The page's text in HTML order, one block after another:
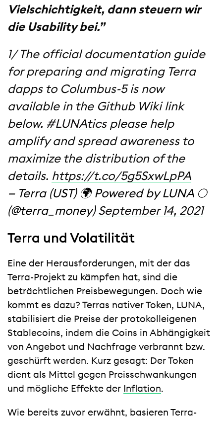
Vielschichtigkeit, dann steuern wir
die Usability bei.”
1/ The official documentation guide
for preparing and migrating Terra
dapps to Columbus-5 is now
available in the Github Wiki link
below. #LUNAticsplease help
amplify and spread awareness to
maximize the distribution of the
details. https://t.co/5g5SxwLpPA
— Terra (UST) 🌍 Powered by LUNA 🌕
(@terra_money) September 14, 2021
Terra und Volatilität
Eine der Herausforderungen, mit der das
Terra-Projekt zu kämpfen hat, sind die
beträchtlichen Preisbewegungen. Doch wie
kommt es dazu? Terras nativer Token, LUNA,
stabilisiert die Preise der protokolleigenen
Stablecoins, indem die Coins in Abhängigkeit
von Angebot und Nachfrage verbrannt bzw.
geschürft werden. Kurz gesagt: Der Token
dient als Mittel gegen Preisschwankungen
und mögliche Effekte der Inflation.
Wie bereits zuvor erwähnt, basieren Terra-